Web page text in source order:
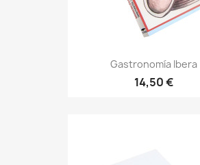
Gastronomía Ibera
14,50 €